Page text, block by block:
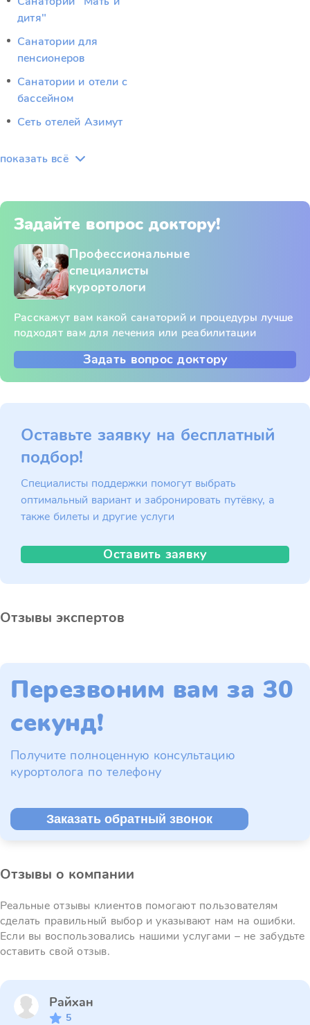
дитя"
Санатории для
пенсионеров
Санатории и отели с
бассейном
Сеть отелей Азимут
показать всё
Задайте вопрос доктору!
Профессиональные
специалисты
курортологи
Расскажут вам какой санаторий и процедуры лучше
подходят вам для лечения или реабилитации
Задать вопрос доктору
Оставьте заявку на бесплатный
подбор!
Специалисты поддержки помогут выбрать
оптимальный вариант и забронировать путёвку, а
также билеты и другие услуги
Оставить заявку
Отзывы экспертов
Перезвоним вам за 30
секунд!
Получите полноценную консультацию
курортолога по телефону
Заказать обратный звонок
Отзывы о компании
Реальные отзывы клиентов помогают пользователям
сделать правильный выбор и указывают нам на ошибки.
Если вы воспользовались нашими услугами – не забудьте
оставить свой отзыв.
Райхан
5